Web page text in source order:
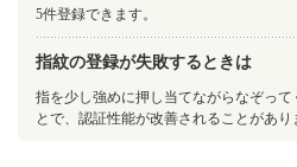
5件登録できます。
指紋の登録が失敗するときは
指を少し強めに押し当てながらなぞっ
とで、認証性能が改善されることがあり